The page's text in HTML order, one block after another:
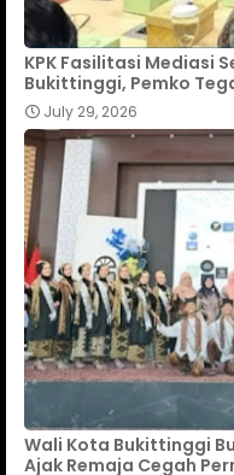
KPK Fasilitasi Mediasi
Bukittinggi, Pemko
July 29, 2026
Wali Kota Bukittinggi
Ajak Remaja Cegah